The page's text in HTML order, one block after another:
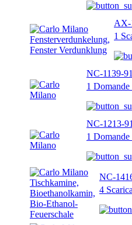
AX-
1
NC-1139-
1
NC-1213-
1
NC-
4